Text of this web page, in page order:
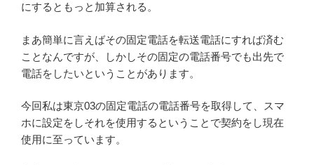
にするともっと加算される。
まあ簡単に言えばその固定電話を転送電話にすれば済む
ことなんですが、しかしその固定の電話番号でも出先で
電話をしたいということがあります。
今回私は東京03の固定電話の電話番号を取得して、スマ
ホに設定をしそれを使用するということで契約をし現在
使用に至っています。